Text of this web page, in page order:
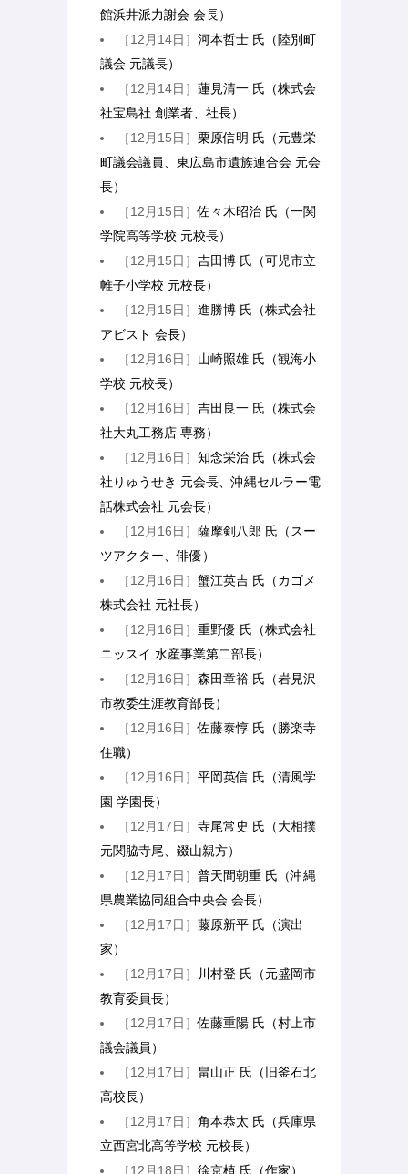
館浜井派力謝会 会長）
［12月14日］河本哲士 氏（陸別町
議会 元議長）
［12月14日］蓮見清一 氏（株式会
社宝島社 創業者、社長）
［12月15日］栗原信明 氏（元豊栄
町議会議員、東広島市遺族連合会 元会
長）
［12月15日］佐々木昭治 氏（一関
学院高等学校 元校長）
［12月15日］吉田博 氏（可児市立
帷子小学校 元校長）
［12月15日］進勝博 氏（株式会社
アビスト 会長）
［12月16日］ 山崎照雄 氏（観海小
学校 元校長）
［12月16日］吉田良一 氏（株式会
社大丸工務店 専務）
［12月16日］知念栄治 氏（株式会
社りゅうせき 元会長、沖縄セルラー電
話株式会社 元会長）
［12月16日］薩摩剣八郎 氏（スー
ツアクター、俳優）
［12月16日］蟹江英吉 氏（カゴメ
株式会社 元社長）
［12月16日］重野優 氏（株式会社
ニッスイ 水産事業第二部長）
［12月16日］森田章裕 氏（岩見沢
市教委生涯教育部長）
［12月16日］佐藤泰惇 氏（勝楽寺
住職）
［12月16日］平岡英信 氏（清風学
園 学園長）
［12月17日］寺尾常史 氏（大相撲
元関脇寺尾、錣山親方）
［12月17日］普天間朝重 氏（沖縄
県農業協同組合中央会 会長）
［12月17日］藤原新平 氏（演出
家）
［12月17日］
川村登 氏（元盛岡市
教育委員長）
［12月17日］佐藤重陽 氏（村上市
議会議員）
［12月17日］ 畠山正 氏（旧釜石北
高校長）
［12月17日］角本恭太 氏（兵庫県
立西宮北高等学校 元校長）
［12月18日］徐京植 氏（作家）